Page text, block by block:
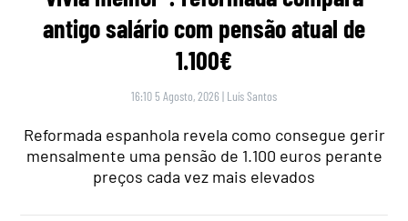
antigo salário com pensão atual de
1.100€
16:10 5 Agosto, 2026 | Luís Santos
Reformada espanhola revela como consegue gerir
mensalmente uma pensão de 1.100 euros perante
preços cada vez mais elevados